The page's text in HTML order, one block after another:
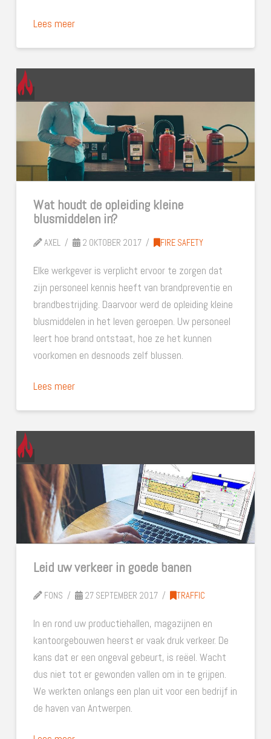
Lees meer
Wat houdt de opleiding kleine
blusmiddelen in?
AXEL 2 OKTOBER 2017 FIRE SAFETY
Elke werkgever is verplicht ervoor te zorgen dat
zijn personeel kennis heeft van brandpreventie en
brandbestrijding. Daarvoor werd de opleiding kleine
blusmiddelen in het leven geroepen. Uw personeel
leert hoe brand ontstaat, hoe ze het kunnen
voorkomen en desnoods zelf blussen.
Lees meer
Leid uw verkeer in goede banen
FONS 27 SEPTEMBER 2017 TRAFFIC
In en rond uw productiehallen, magazijnen en
kantoorgebouwen heerst er vaak druk verkeer. De
kans dat er een ongeval gebeurt, is reëel. Wacht
dus niet tot er gewonden vallen om in te grijpen.
We werkten onlangs een plan uit voor een bedrijf in
de haven van Antwerpen.